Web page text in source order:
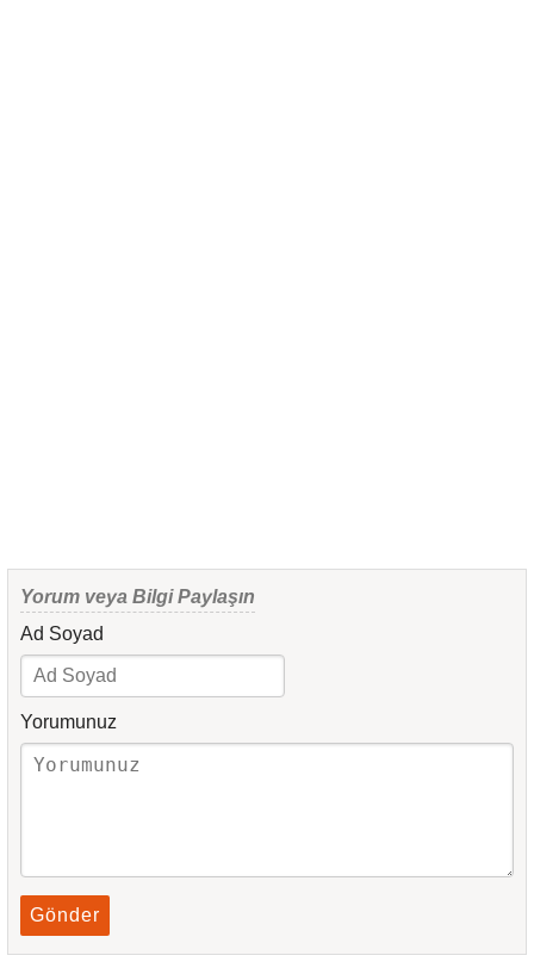
Yorum veya Bilgi Paylaşın
Ad Soyad
Yorumunuz
Gönder